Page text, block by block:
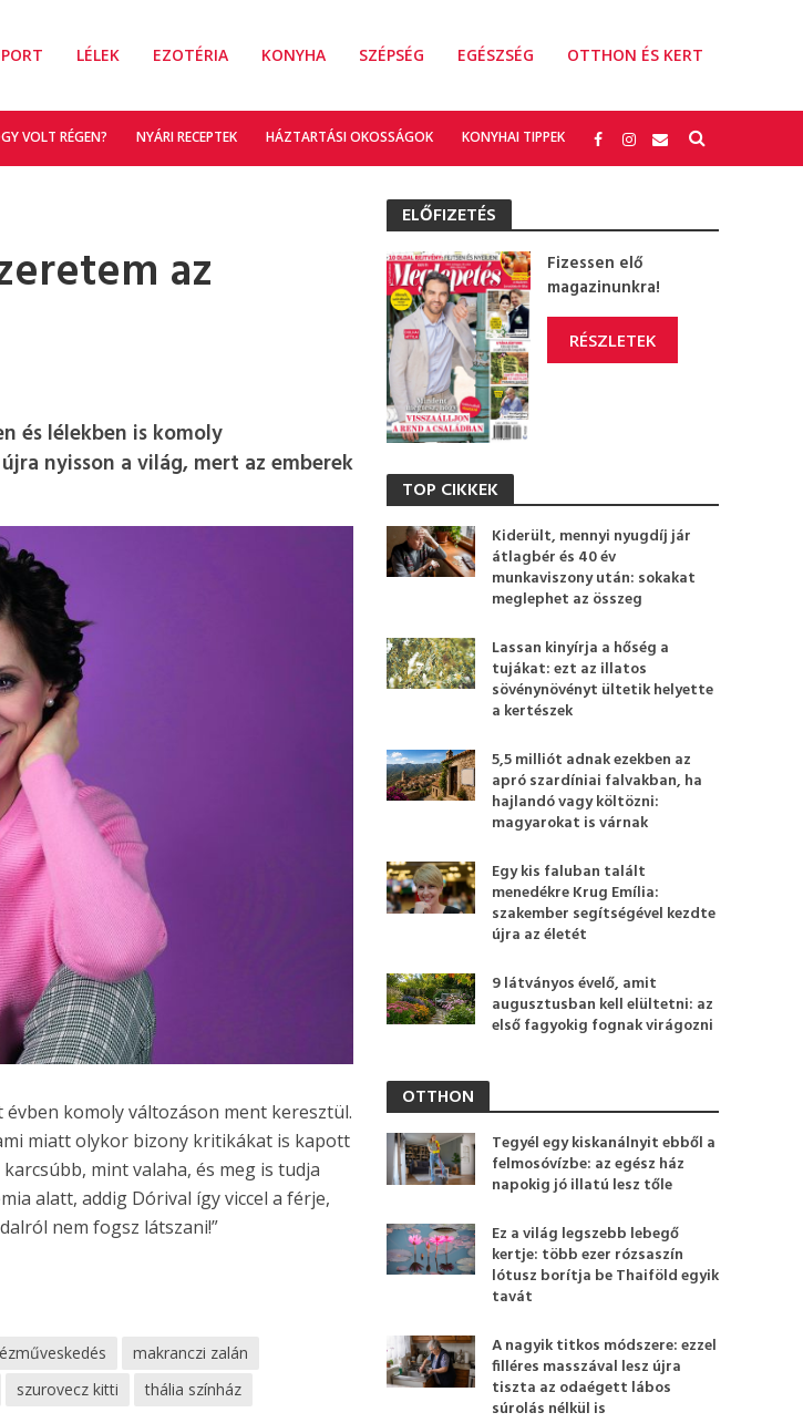
LÉLEK EZOTÉRIA KONYHA SZÉPSÉG EGÉSZSÉG OTTHON ÉS KERT
VOLT RÉGEN? NYÁRI RECEPTEK HÁZTARTÁSI OKOSSÁGOK KONYHAI TIPPEK
az
és lélekben is komoly
nyisson a világ, mert az emberek
komoly változáson ment keresztül.
miatt olykor bizony kritikákat is kapott
mint valaha, és meg is tudja
alatt, addig Dórival így viccel a férje,
nem fogsz látszani!”
makranczi zalán
szurovecz kitti thália színház
ELŐFIZETÉS
Fizessen elő
magazinunkra!
RÉSZLETEK
TOP CIKKEK
Kiderült, mennyi nyugdíj jár
átlagbér és 40 év
munkaviszony után: sokakat
meglephet az összeg
Lassan kinyírja a hőség a
tujákat: ezt az illatos
sövénynövényt ültetik helyette
a kertészek
5,5 milliót adnak ezekben az
apró szardíniai falvakban, ha
hajlandó vagy költözni:
magyarokat is várnak
Egy kis faluban talált
menedékre Krug Emília:
szakember segítségével kezdte
újra az életét
9 látványos évelő, amit
augusztusban kell elültetni: az
első fagyokig fognak virágozni
OTTHON
Tegyél egy kiskanálnyit ebből a
felmosóvízbe: az egész ház
napokig jó illatú lesz tőle
Ez a világ legszebb lebegő
kertje: több ezer rózsaszín
lótusz borítja be Thaiföld egyik
tavát
A nagyik titkos módszere: ezzel
filléres masszával lesz újra
tiszta az odaégett lábos
súrolás nélkül is